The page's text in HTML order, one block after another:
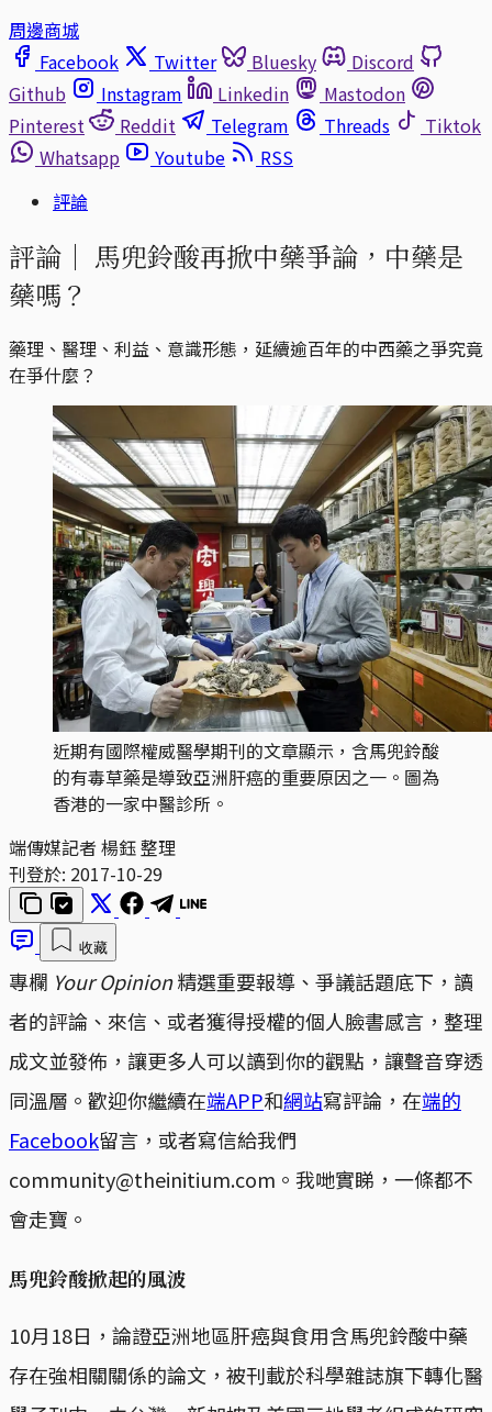
周邊商城
Facebook
Twitter Bluesky
Discord
Github
Instagram Linkedin
Mastodon
Pinterest
Reddit Telegram Threads
Tiktok
Whatsapp
Youtube
RSS
評論
評論｜ 馬兜鈴酸再掀中藥爭論，中藥是
藥嗎？
藥理、醫理、利益、意識形態，延續逾百年的中西藥之爭究竟
在爭什麼？
近期有國際權威醫學期刊的文章顯示，含馬兜鈴酸
的有毒草藥是導致亞洲肝癌的重要原因之一。圖為
香港的一家中醫診所。
端傳媒記者 楊鈺 整理
刊登於: 2017-10-29
收藏
專欄 Your Opinion精選重要報導、爭議話題底下，讀
者的評論、來信、或者獲得授權的個人臉書感言，整理
成文並發佈，讓更多人可以讀到你的觀點，讓聲音穿透
同溫層。歡迎你繼續在端APP和網站寫評論，在端的
Facebook留言，或者寫信給我們
community@theinitium.com。我哋實睇，一條都不
會走寶。
馬兜鈴酸掀起的風波
10月18日，論證亞洲地區肝癌與食用含馬兜鈴酸中藥
存在強相關關係的論文，被刊載於科學雜誌旗下轉化醫